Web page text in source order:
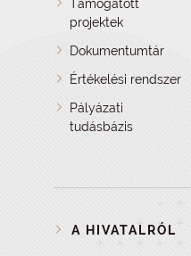
Támogatott
projektek
Dokumentumtár
Értékelési rendszer
Pályázati
tudásbázis
A HIVATALRÓL